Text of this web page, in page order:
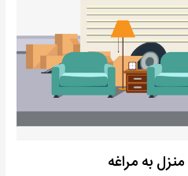
به مراغه